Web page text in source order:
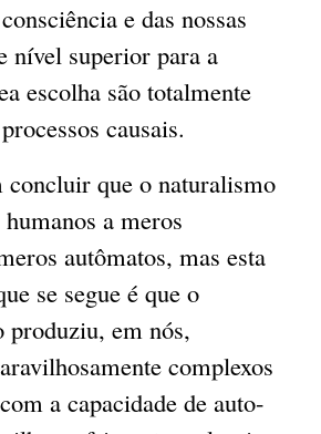
e das nossas
nível superior para a
escolha são totalmente
causais.
concluir que o naturalismo
a meros
autômatos, mas esta
se segue é que o
em nós,
complexos
a capacidade de auto-